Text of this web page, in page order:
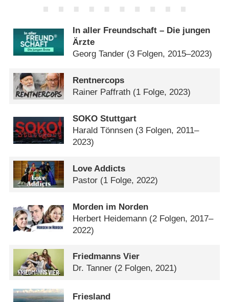
In aller Freundschaft – Die jungen
Ärzte
Georg Tander (3 Folgen, 2015–2023)
Rentnercops
Rainer Paffrath (1 Folge, 2023)
SOKO Stuttgart
Harald Tönnsen (3 Folgen, 2011–
2023)
Love Addicts
Pastor (1 Folge, 2022)
Morden im Norden
Herbert Heidemann (2 Folgen, 2017–
2022)
Friedmanns Vier
Dr. Tanner (2 Folgen, 2021)
Friesland